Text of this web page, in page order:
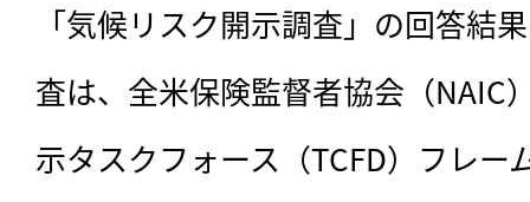
「気候リスク開示調査」の回答結
査は、全米保険監督者協会（NAIC
示タスクフォース（TCFD）フレー